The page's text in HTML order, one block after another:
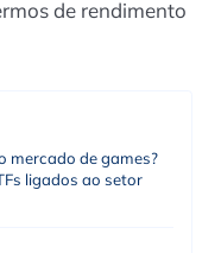
de rendimento
mercado de games?
ligados ao setor